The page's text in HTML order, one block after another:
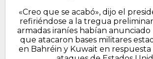
«Creo que se acabó», dijo el
refiriéndose a la tregua
armadas iraníes habían
que atacaron bases militares
en Bahréin y Kuwait en respuesta